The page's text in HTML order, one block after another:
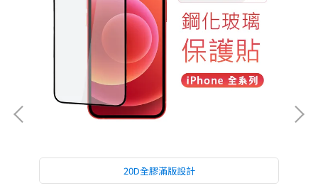
20D全膠滿版設計